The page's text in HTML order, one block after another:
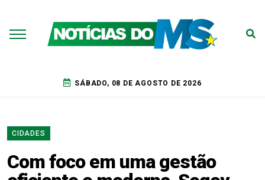
SÁBADO, 08 DE AGOSTO DE 2026
CIDADES
Com foco em uma gestão